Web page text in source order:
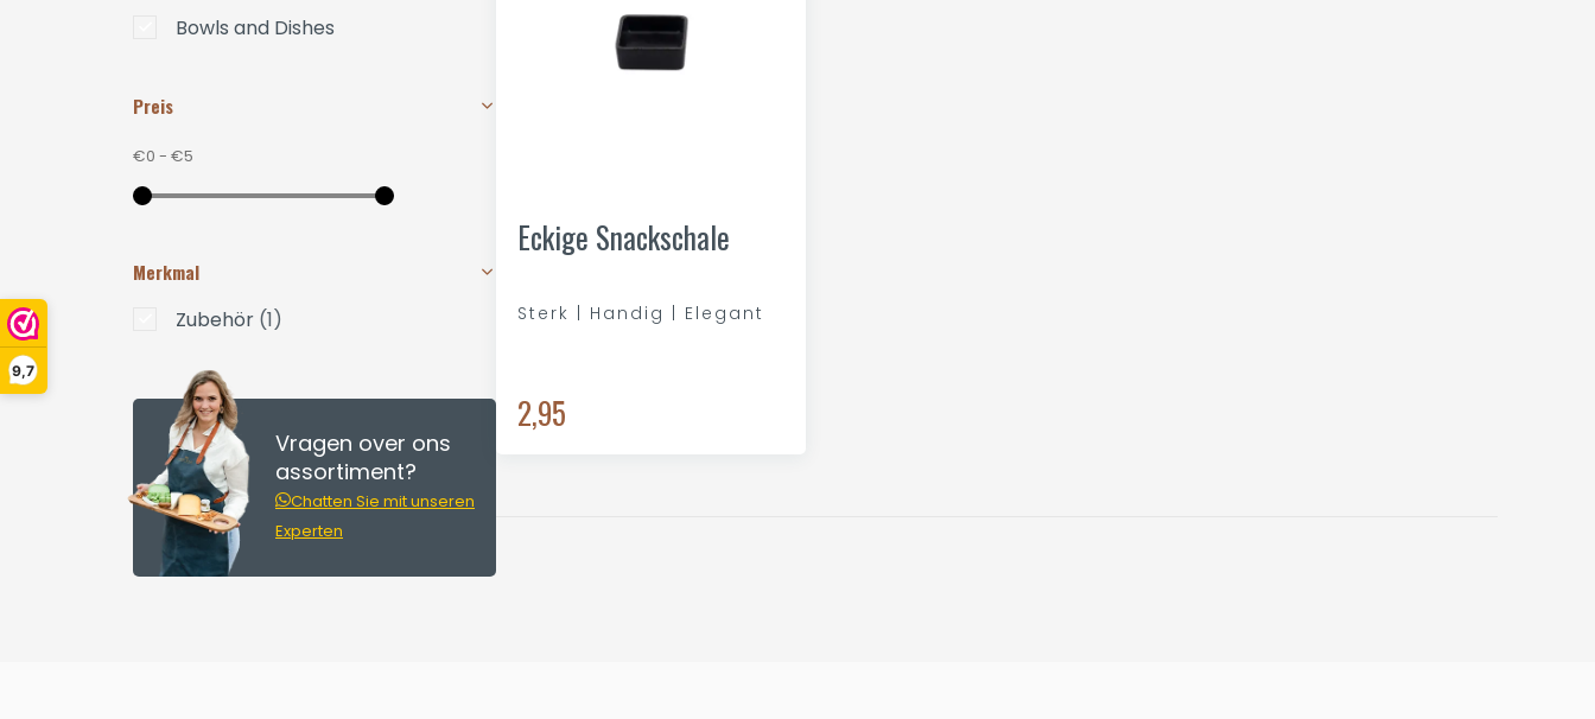
9,7
Eckige Snackschale
Sterk | Handig | Elegant
2,95
Bowls and Dishes
Preis
€0 - €5
Merkmal
Zubehör (1)
Vragen over ons
assortiment?
Chatten Sie mit unseren
Experten